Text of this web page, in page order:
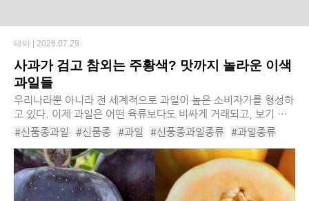
사과가 검고 참외는 주황색? 맛까지 놀라운 이색
과일들
우리나라뿐 아니라 전 세계적으로 과일이 높은 소비자가를 형성하
고 있다. 이제 과일은 어떤 육류보다도 비싸게 거래되고, 보기 힘
들어진 먹거리가 됐다. 최근에는 여기에 더해서, 보다 높은 수익성
#신품종과일 #신품종 #과일 #신풍종과일종류 #과일종류
#과일추천 #이색과일 #과일이색품종 #핑크블루베리
#블랙다이아몬드사과
#마하차녹망고
#키위티바나나
#베타참외 #솜사탕멜론
테마 | 2026.07.29